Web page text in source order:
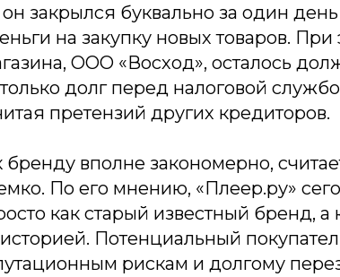
закрылся буквально за один
на закупку новых товаров. При
ООО «Восход», осталось
долг перед налоговой
претензий других кредиторов.
бренду вполне закономерно,
По его мнению, «Плеер.ру»
как старый известный бренд, а
Потенциальный
рискам и долгому